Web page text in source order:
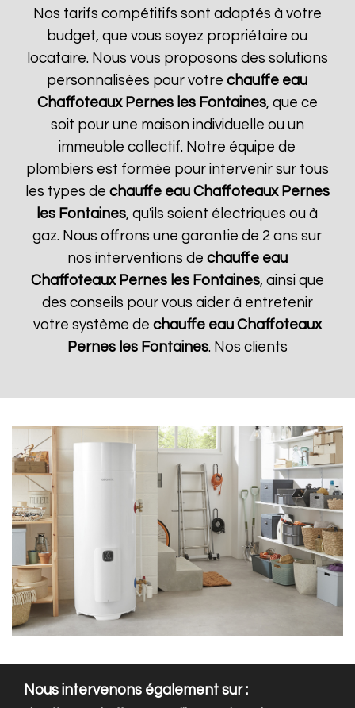
Nos tarifs compétitifs sont adaptés à votre
budget, que vous soyez propriétaire ou
locataire. Nous vous proposons des solutions
personnalisées pour votrechauffe eau
Chaffoteaux Pernes les Fontaines, que ce
soit pour une maison individuelle ou un
immeuble collectif. Notre équipe de
plombiers est formée pour intervenir sur tous
les types de chauffe eau Chaffoteaux Pernes
les Fontaines, qu'ils soient électriques ou à
gaz. Nous offrons une garantie de 2 ans sur
nos interventions de chauffe eau
Chaffoteaux Pernes les Fontaines, ainsi que
des conseils pour vous aider à entretenir
votre système de chauffe eau Chaffoteaux
Pernes les Fontaines. Nos clients
Nous intervenons également sur :